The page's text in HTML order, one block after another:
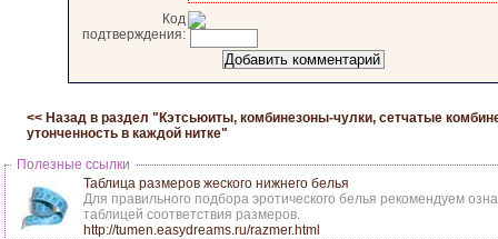
Код
подтверждения:
<< Назад в раздел " Кэтсьюиты, комбинезоны-чулки, сетчатые
утонченность в каждой нитке"
Полезные ссылки
Таблица размеров жеского нижнего белья
Для правильного подбора эротического белья рекомендуем
таблицей соответствия размеров.
http://tumen.easydreams.ru/razmer.html